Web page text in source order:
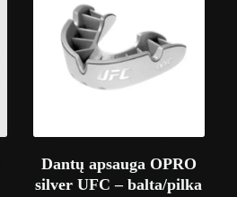
Dantų apsauga OPRO
silver UFC – balta/pilka